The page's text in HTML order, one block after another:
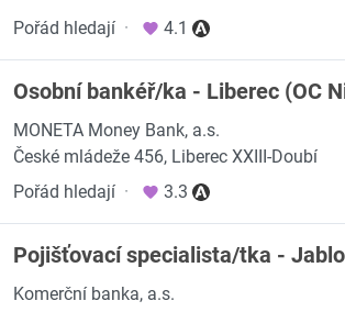
Pořád hledají · 4.1
Osobní bankéř/ka - Liberec (OC
MONETA Money Bank, a.s.
České mládeže 456, Liberec XXIII-Doubí
Pořád hledají · 3.3
Pojišťovací specialista/tka -
Komerční banka, a.s.